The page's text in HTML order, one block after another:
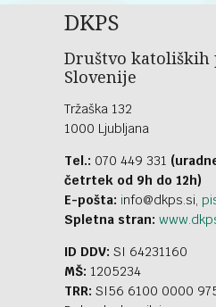
DKPS
Društvo katoliških
Slovenije
Tržaška 132
1000 Ljubljana
Tel.: 070 449 331
četrtek od 9h do 12h)
E-pošta: info@dkps.si,
Spletna stran:
ID DDV: SI 64231160
MŠ: 1205234
TRR: SI56 6100 0000